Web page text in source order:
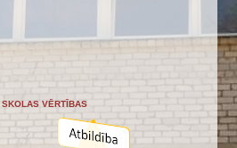
SKOLAS VĒRTĪBAS